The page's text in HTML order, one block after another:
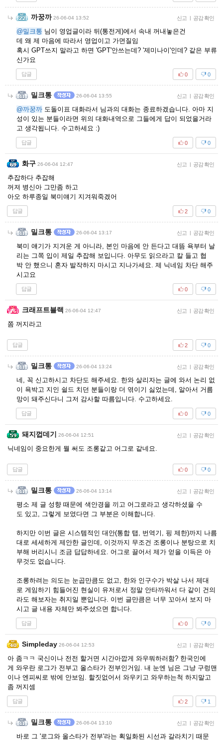
까꿍까 26-06-04 13:52 신고 | 공감 확인
@밀크통 님이 영업글이라 뒤(통전게)에서 속내 꺼내놓은건
데 왜 제 마음에 따라서 영업이고 가면질임
혹시 GPT쓰지 말라고 하면 'GPT'안쓰는데? '제미나이'인데? 같은 부류
신가요
답글 0
0
밀크통 26-06-04 13:55 신고 | 공감 확인
@까꿍까 도돌이표 대화라서 님과의 대화는 종료하겠습니다. 아마 지
성이 있는 분들이라면 위의 대화내역으로 그들에게 답이 되었을거라
고 생각됩니다. 수고하세요 :)
답글 0
0
화구 26-06-04 12:47 신고 | 공감 확인
추잡하다 추잡해
꺼져 병신아 그만좀 하고
아오 하루종일 북미얘기 지겨워죽겠어
답글 0
2
밀크통 26-06-04 13:17 신고 | 공감 확인
북미 얘기가 지겨운 게 아니라, 본인 마음에 안 든다고 대뜸 욕부터 날
리는 그쪽 입이 제일 추잡해 보입니다. 아무도 읽으라고 칼 들고 협
박 안 했으니 혼자 발작하지 마시고 지나가세요. 제 닉네임 차단 해주
시고요
답글 0
0
크래프트블랙 26-06-04 12:47 신고 | 공감 확인
쫌 꺼지라고
답글 0
2
밀크통 26-06-04 13:24 신고 | 공감 확인
네, 꼭 신고하시고 차단도 해주세요. 한와 살리자는 글에 와서 논리 없
이 욕박고 지인 쉴드 치던 분들이랑 더 엮이기 싫었는데, 알아서 거름
망이 돼주신다니 그저 감사할 따름입니다. 수고하세요.
답글 0
0
돼지껍데기 26-06-04 12:51 신고 | 공감 확인
닉네임이 중요한게 뭘 써도 조롱같고 어그로 같네요.
답글 0
0
밀크통 26-06-04 13:14 신고 | 공감 확인
평소 제 글 성향 때문에 색안경을 끼고 어그로라고 생각하셨을 수
도 있고, 그렇게 보였다면 그 부분은 이해합니다.
하지만 이번 글은 시스템적인 대안(통합 탭, 번역기, 핑 제한)까지 나름
대로 세세하게 제안한 글인데, 이것까지 무조건 조롱이나 분탕으로 치
부해 버리시니 조금 답답하네요. 어그로 끌어서 제가 얻을 이득은 아
무것도 없습니다.
조롱하려는 의도는 눈곱만큼도 없고, 한와 인구수가 박살 나서 제대
로 게임하기 힘들어진 현실이 유저로서 정말 안타까워서 다 같이 건의
라도 해보자는 취지일 뿐입니다. 이번 글만큼은 너무 꼬아서 보지 마
시고 글 내용 자체만 봐주셨으면 합니다.
답글 0
0
Simpleday 26-06-04 12:53 신고 | 공감 확인
아 좀ㅋㅋ 국신이나 전전 할거면 시간아깝게 와우뭐하러함? 한국인에
게 와우란 로그가 전부고 올스타가 전부인거임. 내 눈엔 님은 그냥 구렁맨
이나 엔피씨로 밖에 안보임. 할짓없어서 와우키고 와우하는척 하지말고
좀 꺼지셈
답글 1
2
밀크통 26-06-04 13:10 신고 | 공감 확인
바로 그 '로그와 올스타가 전부'라는 획일화된 시선과 갈라치기 때문